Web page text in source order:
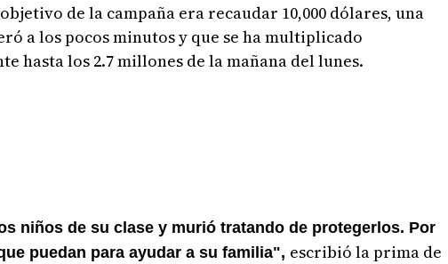
de la campaña era recaudar 10,000 dólares, una
a los pocos minutos y que se ha multiplicado
hasta los 2.7 millones de la mañana del lunes.
niños de su clase y murió tratando de protegerlos. Por
puedan para ayudar a su familia", escribió la prima de